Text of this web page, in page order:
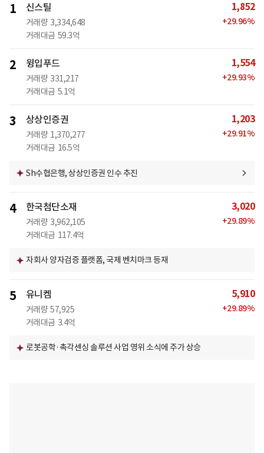
1 신스틸
거래량 3,334,648
거래대금 59.3억
1,852
+29.96%
2 윙입푸드
거래량 331,217
거래대금 5.1억
1,554
+29.93%
3 상상인증권
거래량 1,370,277
거래대금 16.5억
1,203
+29.91%
Sh수협은행, 상상인증권 인수 추진
4 한국첨단소재
거래량 3,962,105
거래대금 117.4억
3,020
+29.89%
자회사 양자검증 플랫폼, 국제 벤치마크 등재
5 유니켐
거래량 57,925
거래대금 3.4억
5,910
+29.89%
로봇공학·촉각센싱 솔루션 사업 영위 소식에 주가 상승